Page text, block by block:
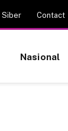
Siber Contact
Nasional